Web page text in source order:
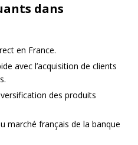
dans
en France.
avec l’acquisition de clients
des produits
marché français de la banque